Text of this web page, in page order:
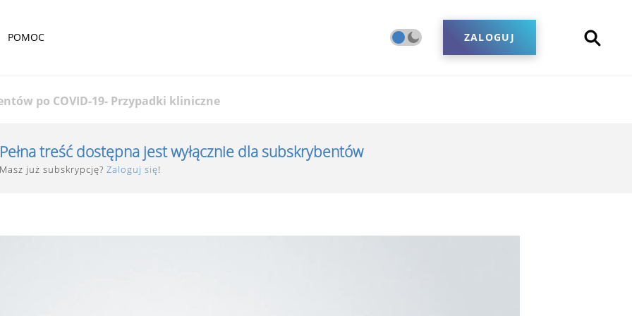
POMOC ZALOGUJ
po COVID-19- Przypadki kliniczne
Pełna treść dostępna jest wyłącznie dla subskrybentów
Masz już subskrypcję? Zaloguj się!